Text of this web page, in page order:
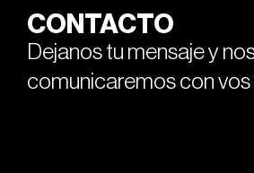
CONTACTO
Dejanos tu mensaje y
comunicaremos con vos